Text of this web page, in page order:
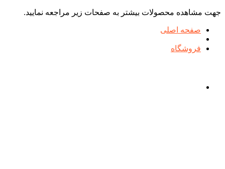
جهت مشاهده محصولات بیشتر به صفحات زیر مراجعه نمایید.
صفحه اصلی
فروشگاه